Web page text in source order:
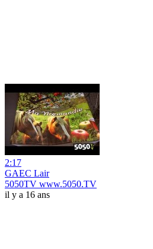
2:17
GAEC Lair
5050TV www.5050.TV
il y a 16 ans